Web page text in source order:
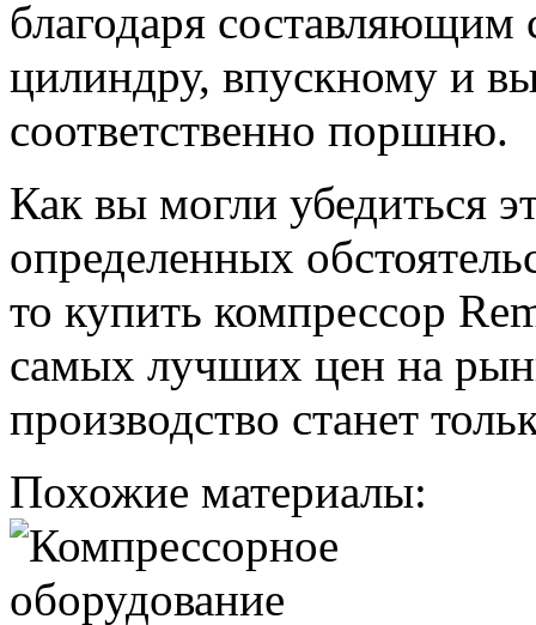
благодаря
цилиндру, впускному и
соответственно поршню.
Как вы могли убедиться
определенных
то купить компрессор
самых лучших цен на
производство станет
Похожие материалы: